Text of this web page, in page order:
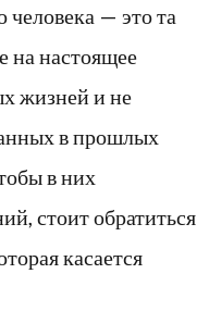
человека — это та
на настоящее
жизней и не
в прошлых
в них
стоит обратиться
касается